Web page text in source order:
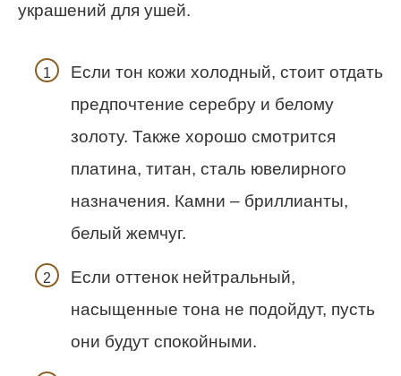
украшений для ушей.
Если тон кожи холодный, стоит отдать
предпочтение серебру и белому
золоту. Также хорошо смотрится
платина, титан, сталь ювелирного
назначения. Камни – бриллианты,
белый жемчуг.
Если оттенок нейтральный,
насыщенные тона не подойдут, пусть
они будут спокойными.